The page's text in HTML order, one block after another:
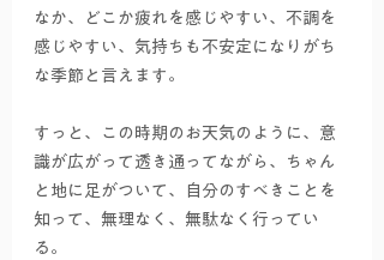
なか、どこか疲れを感じやすい、不調を
感じやすい、気持ちも不安定になりがち
な季節と言えます。
すっと、この時期のお天気のように、意
識が広がって透き通ってながら、ちゃん
と地に足がついて、自分のすべきことを
知って、無理なく、無駄なく行ってい
る。